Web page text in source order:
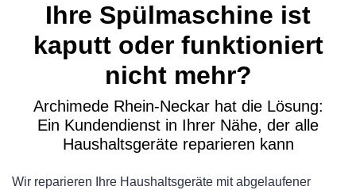
Ihre Spülmaschine ist
kaputt oder funktioniert
nicht mehr?
Archimede Rhein-Neckar hat die Lösung:
Ein Kundendienst in Ihrer Nähe, der alle
Haushaltsgeräte reparieren kann
Wir reparieren Ihre Haushaltsgeräte mit abgelaufener